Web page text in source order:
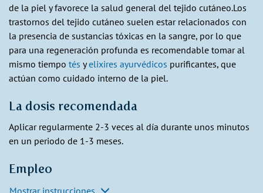
de la piel y favorece la salud general del tejido cutáneo.Los
trastornos del tejido cutáneo suelen estar relacionados con
la presencia de sustancias tóxicas en la sangre, por lo que
para una regeneración profunda es recomendable tomar al
mismo tiempo tés yelixires ayurvédicos purificantes, que
actúan como cuidado interno de la piel.
La dosis recomendada
Aplicar regularmente 2-3 veces al día durante unos minutos
en un periodo de 1-3 meses.
Empleo
Mostrar instrucciones